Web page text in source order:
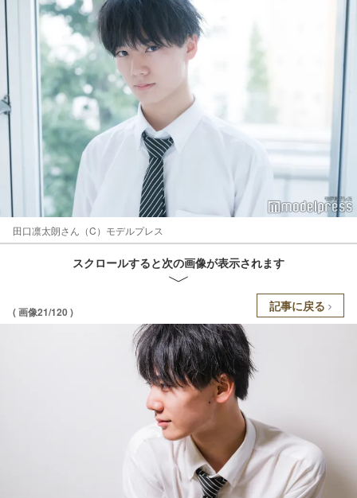
田口凛太朗さん（C）モデルプレス
スクロールすると次の画像が表示されます
( 画像21/120 ) 記事に戻る